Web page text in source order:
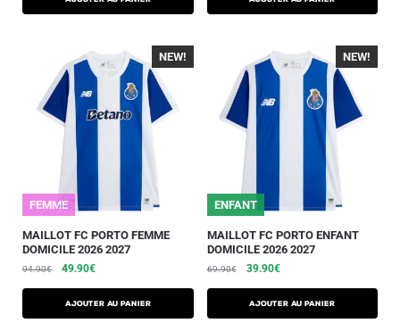
-40%
NEW!
FEMME
MAILLOT FC PORTO FEMME
DOMICILE 2026 2027
94.90€ 49.90€
AJOUTER AU PANIER
-40%
NEW!
ENFANT
MAILLOT FC PORTO ENFANT
DOMICILE 2026 2027
69.90€ 39.90€
AJOUTER AU PANIER